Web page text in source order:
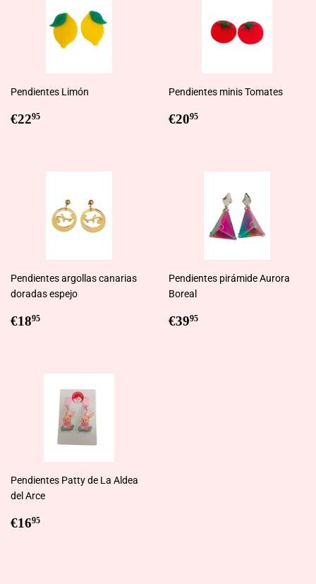
Pendientes Limón
Regular
€2295
Pendientes minis Tomates
Regular
€2095
Pendientes argollas canarias
doradas espejo
Regular
€1895
Pendientes pirámide Aurora
Boreal
Regular
€3995
Pendientes Patty de La Aldea
del Arce
Regular
€1695